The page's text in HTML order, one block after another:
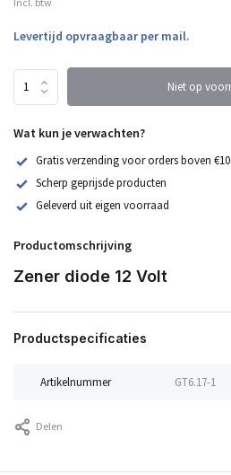
Levertijd opvraagbaar per mail.
Niet op
Wat kun je verwachten?
Gratis verzending voor orders boven
Scherp geprijsde producten
Geleverd uit eigen voorraad
Productomschrijving
Zener diode 12 Volt
Productspecificaties
Artikelnummer GT6.17-1
Delen